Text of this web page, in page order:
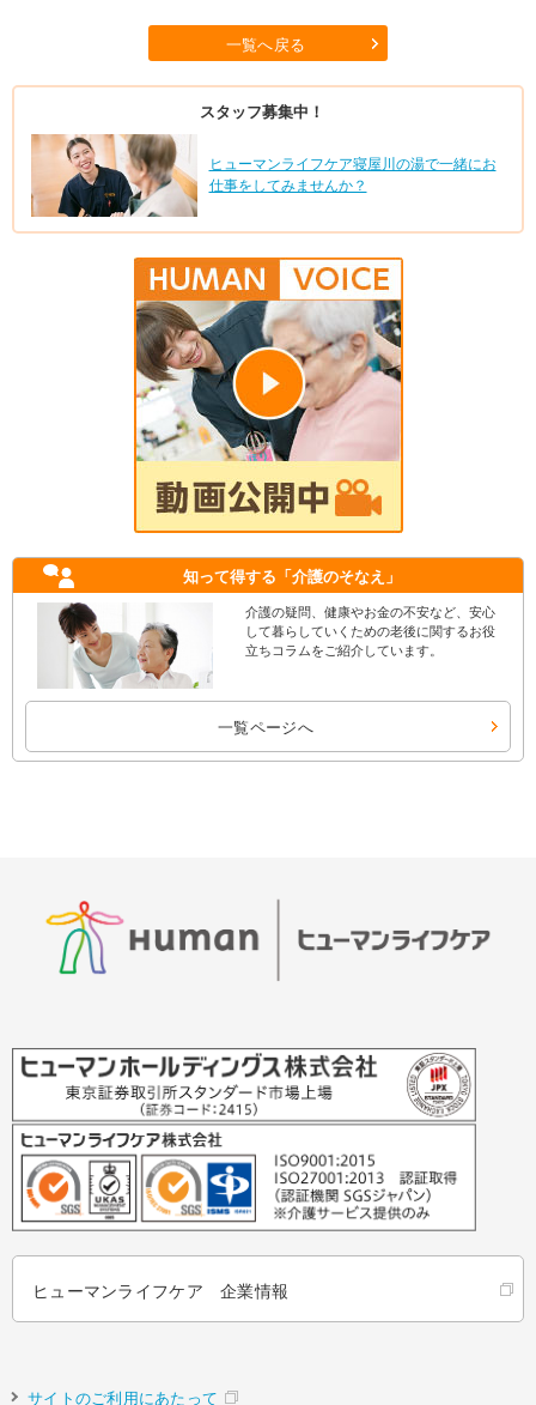
一覧へ戻る
スタッフ募集中！
ヒューマンライフケア寝屋川の湯で一緒にお
仕事をしてみませんか？
知って得する 「介護のそなえ」
介護の疑問、健康やお金の不安など、安心
して暮らしていくための老後に関するお役
立ちコラムをご紹介しています。
一覧ページへ
ヒューマンライフケア 企業情報
サイトのご利用にあたって